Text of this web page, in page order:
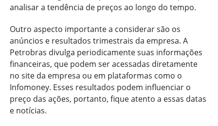
analisar a tendência de preços ao longo do tempo.
Outro aspecto importante a considerar são os
anúncios e resultados trimestrais da empresa. A
Petrobras divulga periodicamente suas informações
financeiras, que podem ser acessadas diretamente
no site da empresa ou em plataformas como o
Infomoney. Esses resultados podem influenciar o
preço das ações, portanto, fique atento a essas datas
e notícias.